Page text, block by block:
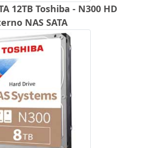
12TB Toshiba - N300 HD
NAS SATA